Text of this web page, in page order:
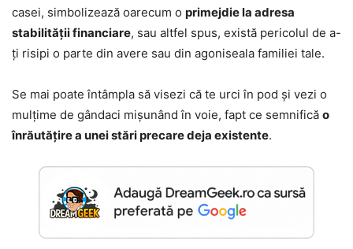
casei, simbolizează oarecum o primejdie la adresa
stabilității financiare, sau altfel spus, există pericolul de a-
ți risipi o parte din avere sau din agoniseala familiei tale.
Se mai poate întâmpla să visezi că te urci în pod și vezi o
mulțime de gândaci mișunând în voie, fapt ce semnifică o
înrăutățire a unei stări precare deja existente.